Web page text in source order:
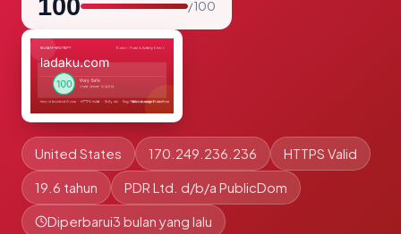
100 / 100
United States 170.249.236.236 HTTPS Valid
19.6 tahun PDR Ltd. d/b/a PublicDom
Diperbarui3 bulan yang lalu